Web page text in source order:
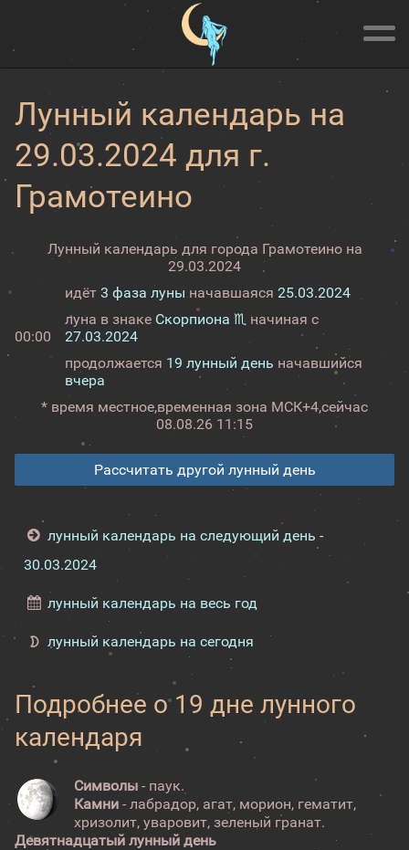
Лунный календарь на
29.03.2024 для г.
Грамотеино
Лунный календарь для города Грамотеино на
29.03.2024
00:00
идёт 3 фаза луныначавшаяся 25.03.2024
луна в знаке Скорпиона ♏ начиная с
27.03.2024
продолжается 19 лунный день начавшийся
вчера
* время местное,временная зона МСК+4,сейчас
08.08.26 11:15
Рассчитать другой лунный день
лунный календарь на следующий день -
30.03.2024
лунный календарь на весь год
лунный календарь на сегодня
Подробнее о 19 дне лунного
календаря
Символы- паук.
Камни - лабрадор, агат, морион, гематит,
хризолит, уваровит, зеленый гранат.
Девятнадцатый лунный день